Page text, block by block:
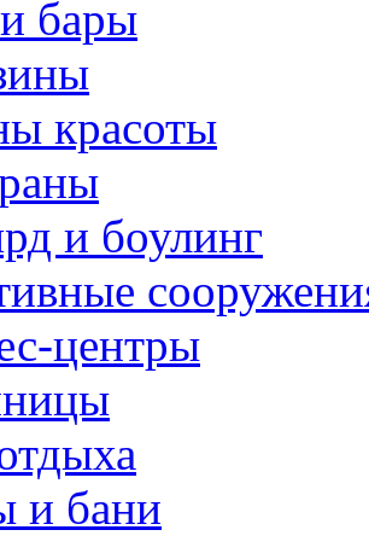
бары
красоты
и боулинг
центры
и бани